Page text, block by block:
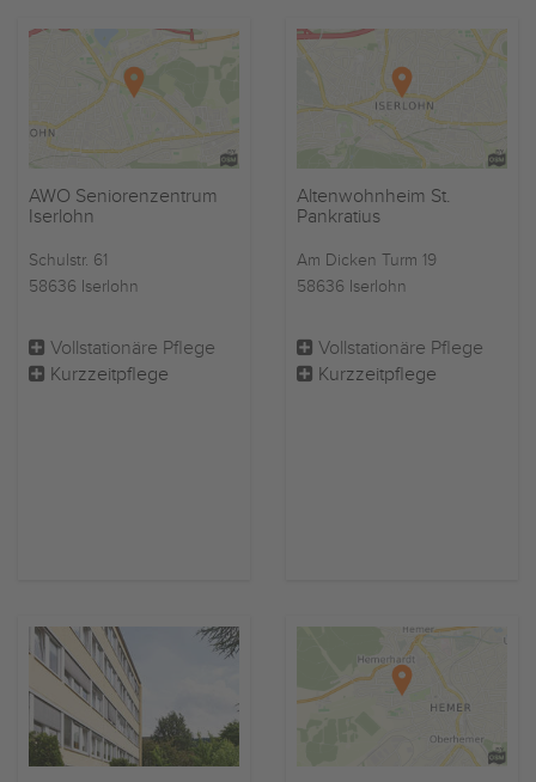
AWO Seniorenzentrum
Iserlohn
Schulstr. 61
58636 Iserlohn
Vollstationäre Pflege
Kurzzeitpflege
Altenwohnheim St.
Pankratius
Am Dicken Turm 19
58636 Iserlohn
Vollstationäre Pflege
Kurzzeitpflege